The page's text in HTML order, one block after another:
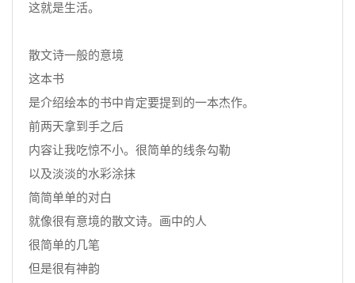
这就是生活。
散文诗一般的意境
这本书
是介绍绘本的书中肯定要提到的一本杰作。
前两天拿到手之后
内容让我吃惊不小。很简单的线条勾勒
以及淡淡的水彩涂抹
简简单单的对白
就像很有意境的散文诗。画中的人
很简单的几笔
但是很有神韵